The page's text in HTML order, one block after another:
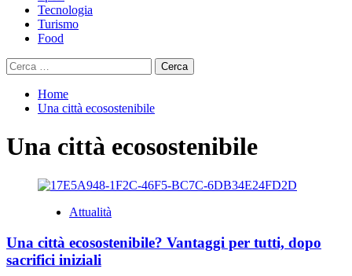
Tecnologia
Turismo
Food
Ricerca
per:
Home
Una città ecosostenibile
Una città ecosostenibile
Attualità
Una città ecosostenibile? Vantaggi per tutti, dopo
sacrifici iniziali